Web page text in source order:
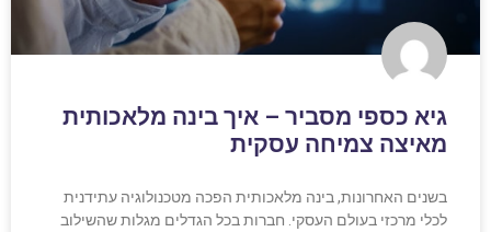
גיא כספי מסביר – איך בינה מלאכותית
מאיצה צמיחה עסקית
בשנים האחרונות, בינה מלאכותית הפכה מטכנולוגיה עתידנית
לכלי מרכזי בעולם העסקי. חברות בכל הגדלים מגלות שהשילוב